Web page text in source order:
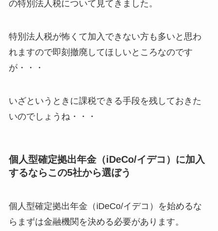
の特別法人税について見てきました。
特別法人税が怖くて加入できない方も多いと思わ
れますので即刻撤廃してほしいところなのです
が・・・
いざというときに課税できる手段を残しておきた
いのでしょうね・・・
個人型確定拠出年金（iDeCo/イデコ）に加入
するならこの5社から選ぼう
個人型確定拠出年金（iDeCo/イデコ）を始めるな
らまずは金融機関を決める必要があります。